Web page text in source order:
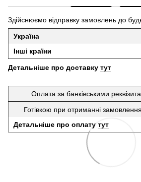
Здійснюємо відправку замовлень до
Україна
Інші країни
Детальніше про доставку тут
Оплата за банківськими
Готівкою при отриманні
Детальніше про оплату тут